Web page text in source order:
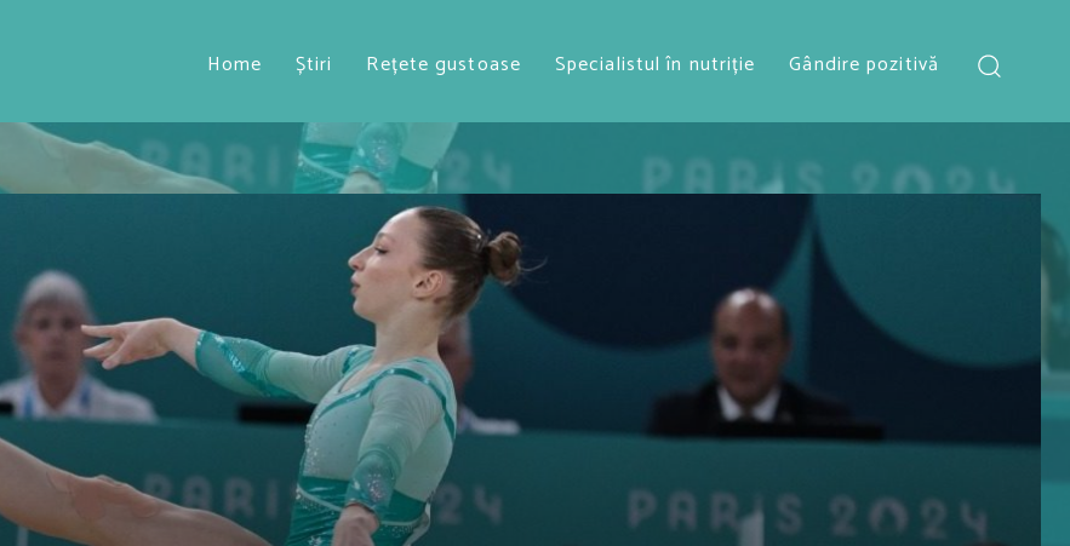
Home Știri Rețete gustoase Specialistul în nutriție Gândire pozitivă